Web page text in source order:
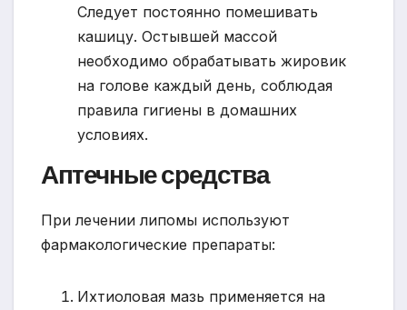
Следует постоянно помешивать
кашицу. Остывшей массой
необходимо обрабатывать жировик
на голове каждый день, соблюдая
правила гигиены в домашних
условиях.
Аптечные средства
При лечении липомы используют
фармакологические препараты:
Ихтиоловая мазь применяется на